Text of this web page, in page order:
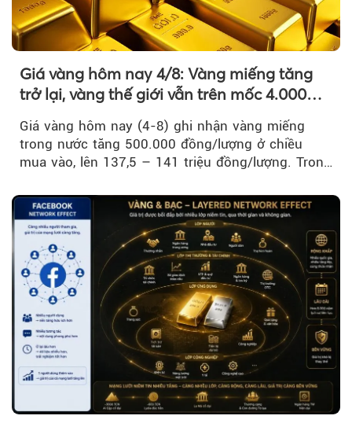
Giá vàng hôm nay 4/8: Vàng miếng tăng
trở lại, vàng thế giới vẫn trên mốc 4.000
Giá vàng hôm nay (4-8) ghi nhận vàng miếng
trong nước tăng 500.000 đồng/lượng ở chiều
mua vào, lên 137,5 – 141 triệu đồng/lượng. Trong
trì trên ngưỡng 4.000 USD/ounce.